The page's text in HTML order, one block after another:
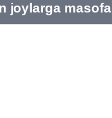
joylarga masofa